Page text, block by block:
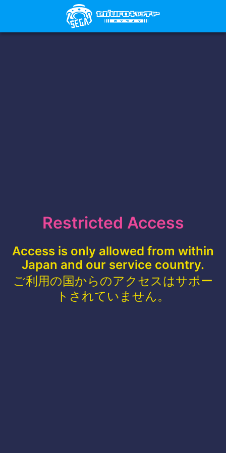
Restricted Access
Access is only allowed from within
Japan and our service country.
ご利用の国からのアクセスはサポー
トされていません。